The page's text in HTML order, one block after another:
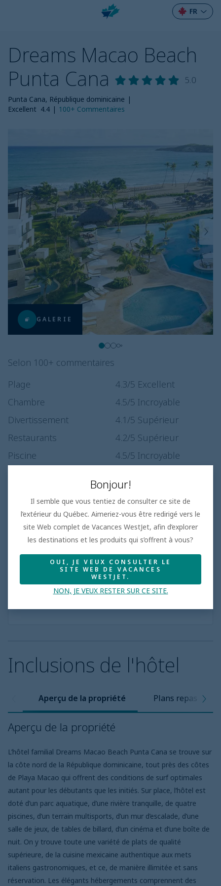
FR
Dreams Macao Beach
Punta Cana
5.0
Punta Cana, République dominicaine |
Excellent 4.4 | 100+ Commentaires
GALERIE
Selon 100+ commentaires
Plage
4.3/5 Excellent
Chambre
4.5/5 Incroyable
Divertissement
4.1 /5 Supérieur
Restaurants
4.2/5 Supérieur
Piscine
4.5/5 Incroyable
Familles de cinq ou plus
familiales et de suites à plusieurs chambres
• Installations spécialement conçues pour les plus
grands groupes, comme des coins salons et des
chambres communicantes
• Hôtels comprenant des commodités familiales et une
Inclusions de l'hôtel
Aperçu de la propriété Plans repas
Aperçu de la propriété
L’hôtel familial Dreams Macao Beach Punta Cana se trouve sur
la côte nord de la République dominicaine, tout près des côtes
de Playa Macao qui offrent des conditions de surf optimales
autant pour les débutants que les initiés. Sur place, l’hôtel est
doté d’un parc aquatique, d’une rivière tranquille, de quatre
piscines, d’un terrain multisports, d’un mur d’escalade, d’une
salle de jeux, de tables de billard, d’un cinéma et d’une boîte de
nuit. On y trouve toute une variété de plats de qualité
supérieure, de la cuisine mexicaine authentique aux mets
italiens gastronomiques, et ce, de manière illimitée et sans
réservation. Les élégants hébergements comprennent des
Bonjour!
Il semble que vous tentiez de consulter ce site de
l’extérieur du Québec. Aimeriez-vous être redirigé vers le
site Web complet de Vacances WestJet, afin d’explorer
les destinations et les produits qui s’offrent à vous?
OUI, JE VEUX CONSULTER LE
SITE WEB DE VACANCES
WESTJET.
NON, JE VEUX RESTER SUR CE SITE.